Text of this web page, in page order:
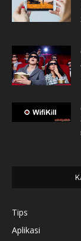
Tips
Aplikasi